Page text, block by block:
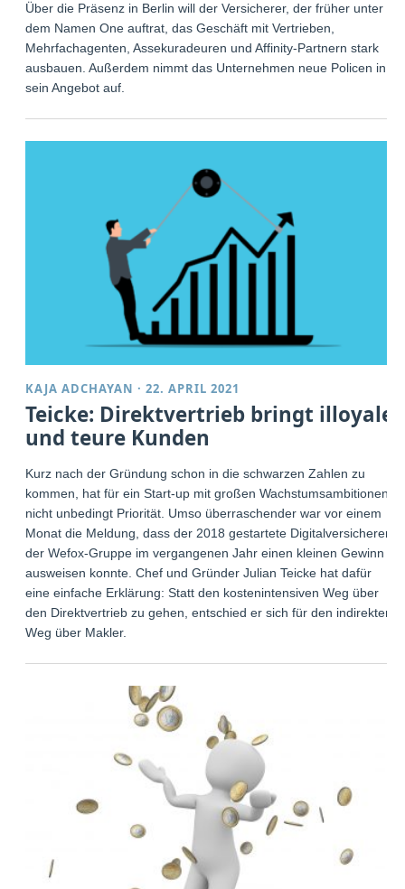
Über die Präsenz in Berlin will der Versicherer, der früher unter
dem Namen One auftrat, das Geschäft mit Vertrieben,
Mehrfachagenten, Assekuradeuren und Affinity-Partnern stark
ausbauen. Außerdem nimmt das Unternehmen neue Policen in
sein Angebot auf.
KAJA ADCHAYAN ·22. APRIL 2021
Teicke: Direktvertrieb bringt illoyale
und teure Kunden
Kurz nach der Gründung schon in die schwarzen Zahlen zu
kommen, hat für ein Start-up mit großen Wachstumsambitionen
nicht unbedingt Priorität. Umso überraschender war vor einem
Monat die Meldung, dass der 2018 gestartete Digitalversicherer
der Wefox-Gruppe im vergangenen Jahr einen kleinen Gewinn
ausweisen konnte. Chef und Gründer Julian Teicke hat dafür
eine einfache Erklärung: Statt den kostenintensiven Weg über
den Direktvertrieb zu gehen, entschied er sich für den indirekten
Weg über Makler.